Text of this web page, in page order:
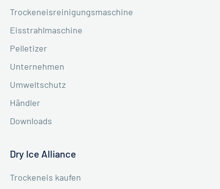
Trockeneisreinigungsmaschine
Eisstrahlmaschine
Pelletizer
Unternehmen
Umweltschutz
Händler
Downloads
Dry Ice Alliance
Trockeneis kaufen